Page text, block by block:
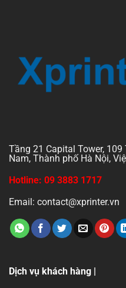
Tầng 21 Capital Tower,
Nam, Thành phố Hà Nội,
Hotline: 09 3883 1717
Email: contact@xprinter.vn
Dịch vụ khách hàng |